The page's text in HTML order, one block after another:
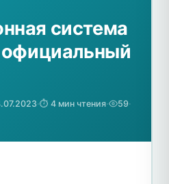
система
·⏱️ 4 мин чтения· 59·